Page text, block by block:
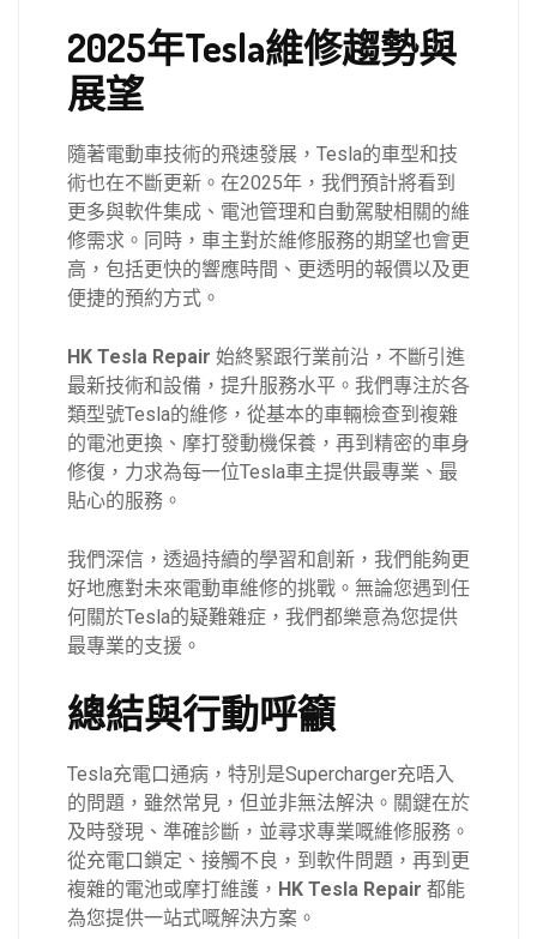
2025年Tesla維修趨勢與
展望
隨著電動車技術的飛速發展，Tesla的車型和技
術也在不斷更新。在2025年，我們預計將看到
更多與軟件集成、電池管理和自動駕駛相關的維
修需求。同時，車主對於維修服務的期望也會更
高，包括更快的響應時間、更透明的報價以及更
便捷的預約方式。
HK Tesla Repair 始終緊跟行業前沿，不斷引進
最新技術和設備，提升服務水平。我們專注於各
類型號Tesla的維修，從基本的車輛檢查到複雜
的電池更換、摩打發動機保養，再到精密的車身
修復，力求為每一位Tesla車主提供最專業、最
貼心的服務。
我們深信，透過持續的學習和創新，我們能夠更
好地應對未來電動車維修的挑戰。無論您遇到任
何關於Tesla的疑難雜症，我們都樂意為您提供
最專業的支援。
總結與行動呼籲
Tesla充電口通病，特別是Supercharger充唔入
的問題，雖然常見，但並非無法解決。關鍵在於
及時發現、準確診斷，並尋求專業嘅維修服務。
從充電口鎖定、接觸不良，到軟件問題，再到更
複雜的電池或摩打維護， HK Tesla Repair 都能
為您提供一站式嘅解決方案。